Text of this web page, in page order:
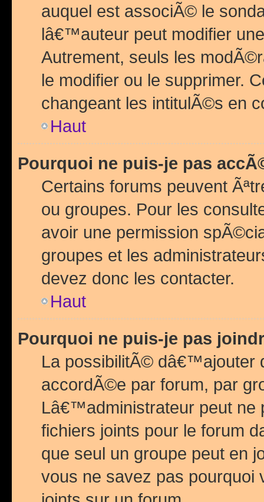
auquel est associÃ© le
lâ€™auteur peut modifier
Autrement, seuls les
le modifier ou le supprimer.
changeant les intitulÃ©s en
Haut
Pourquoi ne puis-je pas
Certains forums peuvent
ou groupes. Pour les
avoir une permission
groupes et les
devez donc les contacter.
Haut
Pourquoi ne puis-je pas
La possibilitÃ© dâ€™ajouter
accordÃ©e par forum, par
Lâ€™administrateur peut
fichiers joints pour le forum
que seul un groupe peut en
vous ne savez pas pourquoi